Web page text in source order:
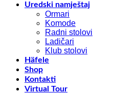
Uredski namještaj
Ormari
Komode
Radni stolovi
Ladičari
Klub stolovi
Häfele
Shop
Kontakti
Virtual Tour